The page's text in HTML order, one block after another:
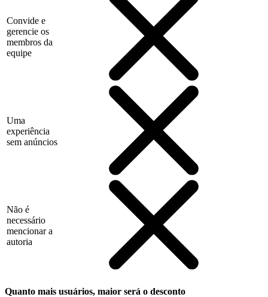
Convide e
gerencie os
membros da
equipe
Uma
experiência
sem anúncios
Não é
necessário
mencionar a
autoria
Quanto mais usuários, maior será o desconto